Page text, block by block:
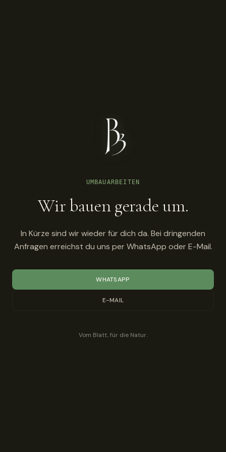
UMBAUARBEITEN
Wir bauen gerade um.
In Kürze sind wir wieder für dich da. Bei dringenden
Anfragen erreichst du uns per WhatsApp oder E-Mail.
WHATSAPP
E-MAIL
Vom Blatt, für die Natur.